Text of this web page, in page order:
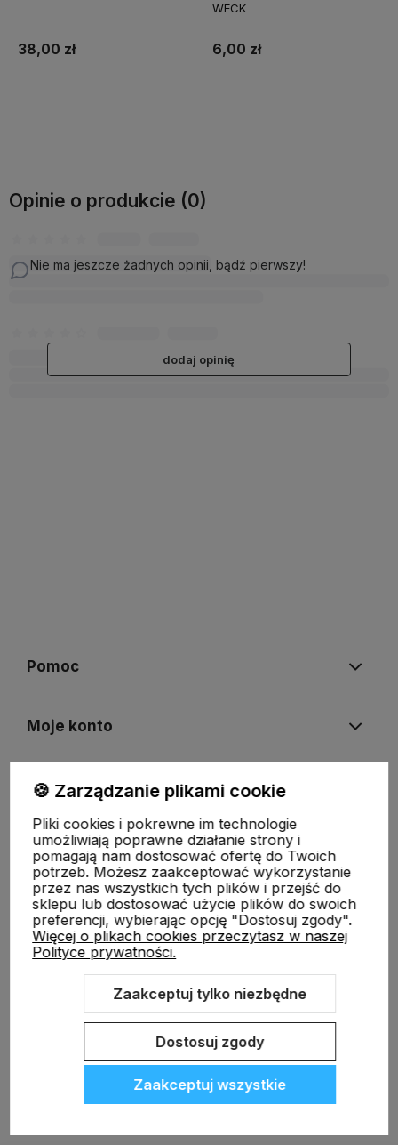
38,00 zł
WECK
6,00 zł
Opinie o produkcie (0)
Nie ma jeszcze żadnych opinii, bądź pierwszy!
dodaj opinię
Pomoc
Moje konto
Płatności i dostawa
Informacje
O nas
Sklep internetowy Shoper.pl Szablon Shoper Modern 3.0™
GrowCommerce
🍪 Zarządzanie plikami cookie
Pliki cookies i pokrewne im technologie
umożliwiają poprawne działanie strony i
pomagają nam dostosować ofertę do Twoich
potrzeb. Możesz zaakceptować wykorzystanie
przez nas wszystkich tych plików i przejść do
sklepu lub dostosować użycie plików do swoich
preferencji, wybierając opcję "Dostosuj zgody".
Więcej o plikach cookies przeczytasz w naszej
Polityce prywatności.
Zaakceptuj tylko niezbędne
Dostosuj zgody
Zaakceptuj wszystkie